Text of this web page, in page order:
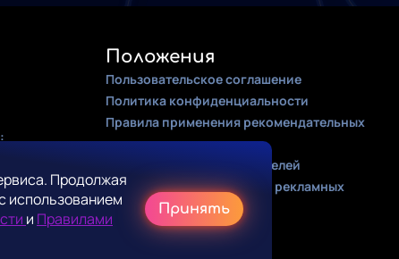
Положения
Пользовательское соглашение
Политика конфиденциальности
Правила применения рекомендательных
алгоритмов
Оферта для правообладателей
Соглашение на получение рекламных
рассылок
Продолжая
использованием
и Правилами
Принять